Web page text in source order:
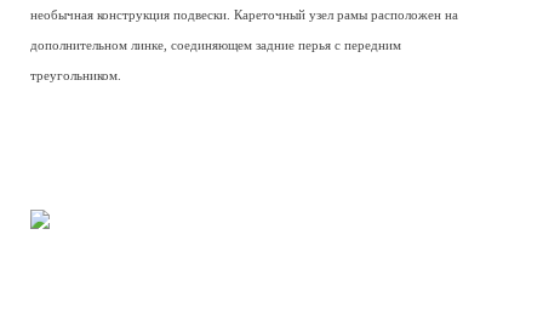
необычная конструкция подвески. Кареточный узел рамы расположен на
дополнительном линке, соединяющем задние перья с передним
треугольником.